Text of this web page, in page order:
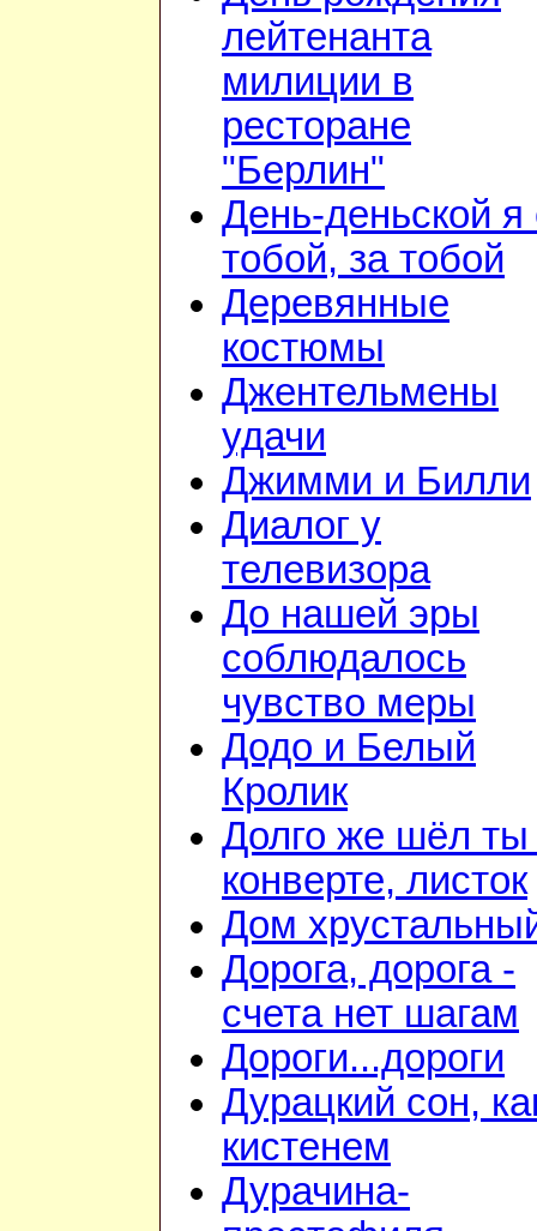
лейтенанта
милиции в
ресторане
"Берлин"
День-деньской я
тобой, за тобой
Деревянные
костюмы
Джентельмены
удачи
Джимми и Билли
Диалог у
телевизора
До нашей эры
соблюдалось
чувство меры
Додо и Белый
Кролик
Долго же шёл ты
конверте, листок
Дом
Дорога, дорога -
счета нет шагам
Дороги...дороги
Дурацкий сон,
кистенем
Дурачина-